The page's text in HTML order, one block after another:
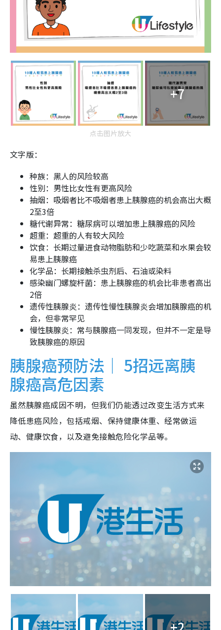
+7
点击图片放大
文字版：
种族：黑人的风险较高
性别：男性比女性有更高风险
抽烟：吸烟者比不吸烟者患上胰腺癌的机会高出大概
2至3倍
糖代谢异常：糖尿病可以增加患上胰腺癌的风险
超重：超重的人有较大风险
饮食：长期过量进食动物脂肪和少吃蔬菜和水果会较
易患上胰腺癌
化学品：长期接触杀虫剂后、石油或染料
感染幽门螺旋杆菌：患上胰腺癌的机会比非患者高出
2倍
遗传性胰腺炎：遗传性慢性胰腺炎会增加胰腺癌的机
会，但非常罕见
慢性胰腺炎：常与胰腺癌一同发现，但并不一定是导
致胰腺癌的原因
胰腺癌预防法｜ 5招远离胰
腺癌高危因素
虽然胰腺癌成因不明，但我们仍能透过改变生活方式来
降低患癌风险，包括戒烟、保持健康体重、经常做运
动、健康饮食，以及避免接触危险化学品等。